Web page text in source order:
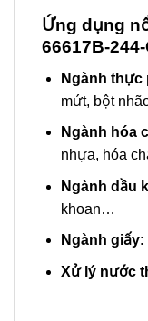
Ứng dụng
66617B-244-
Ngành thực
mứt, bột
Ngành hóa
nhựa, hóa
Ngành dầu
khoan…
Ngành giấy:
Xử lý nước